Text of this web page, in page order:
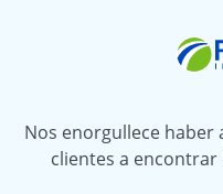
Nos enorgullece haber
clientes a